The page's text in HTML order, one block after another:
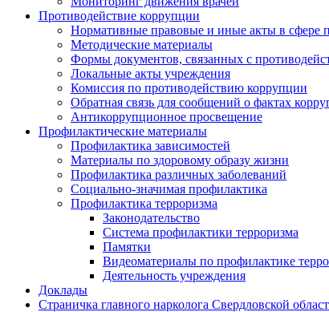
Противодействие коррупции
Нормативные правовые и иные акты в сфере
Методические материалы
Формы документов, связанных с
Локальные акты учреждения
Комиссия по противодействию коррупции
Обратная связь для сообщений о фактах
Антикоррупционное просвещение
Профилактические материалы
Профилактика зависимостей
Материалы по здоровому образу жизни
Профилактика различных заболеваний
Социально-значимая профилактика
Профилактика терроризма
Законодательство
Система профилактики терроризма
Памятки
Видеоматериалы по профилактике
Деятельность учреждения
Доклады
Страничка главного нарколога Свердловской